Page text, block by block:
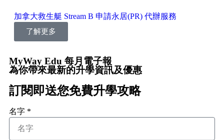
加拿大救生艇 Stream B 申請永居(PR) 代辦服務
了解更多
MyWay Edu 每月電子報
為你帶來最新的升學資訊及優惠
訂閱即送您免費升學攻略​
名字 *